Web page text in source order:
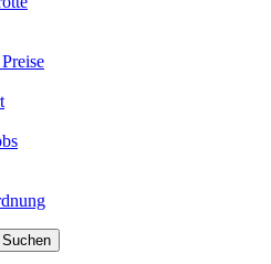
Suchen